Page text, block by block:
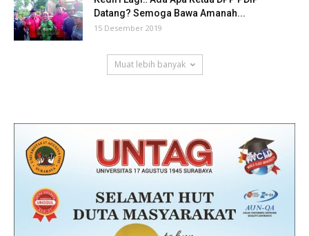
Datang? Semoga Bawa Amanah...
15 Desember 2019
Muat lebih banyak